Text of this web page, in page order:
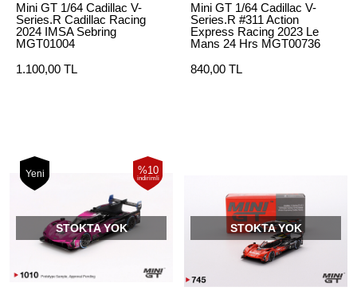
Mini GT 1/64 Cadillac V-
Series.R Cadillac Racing
2024 IMSA Sebring
MGT01004
1.100,00 TL
Mini GT 1/64 Cadillac V-
Series.R #311 Action
Express Racing 2023 Le
Mans 24 Hrs MGT00736
840,00 TL
%10
indirimli
Yeni
STOKTA YOK STOKTA YOK